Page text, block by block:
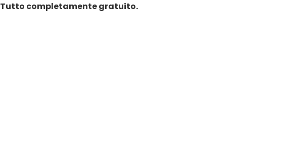
Tutto completamente gratuito.